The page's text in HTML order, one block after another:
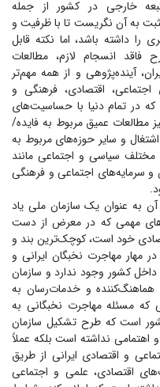
خارجی در کشور از جمله
به آن نگریست تا با ظرفیت و
را داشته باشد، اما نکته قابل
فاقد انسجام لازم، مطالعات
آینده‌پژوهی و از همه مهم‌تر
اقتصادی، فرهنگی و
در تمام دنیا با حساسیت‌های
مطالعات عمیق مربوط به فایده/
و سایر حوزه‌های مربوط به
سیاسی و اجتماعی مانند
و سرمایه‌های اجتماعی و فرهنگی
به عنوان یک سازمان ملی یاد
مهمی که در معرض از دست
خود است، کوچک‌ترین بند و
مهار مهاجرت نخبگان ایرانی و
داخل کشور وجود ندارد و سازمان
هماهنگ‌کننده و خدمات‌رسان به
مسئله مهاجرت نخبگانی به
است که طرح تشکیل سازمان
اهتمامی نداشته است بلکه عملاً
و اقتصادی ایرانی از طریق
اقتصادی، علمی و اجتماعی